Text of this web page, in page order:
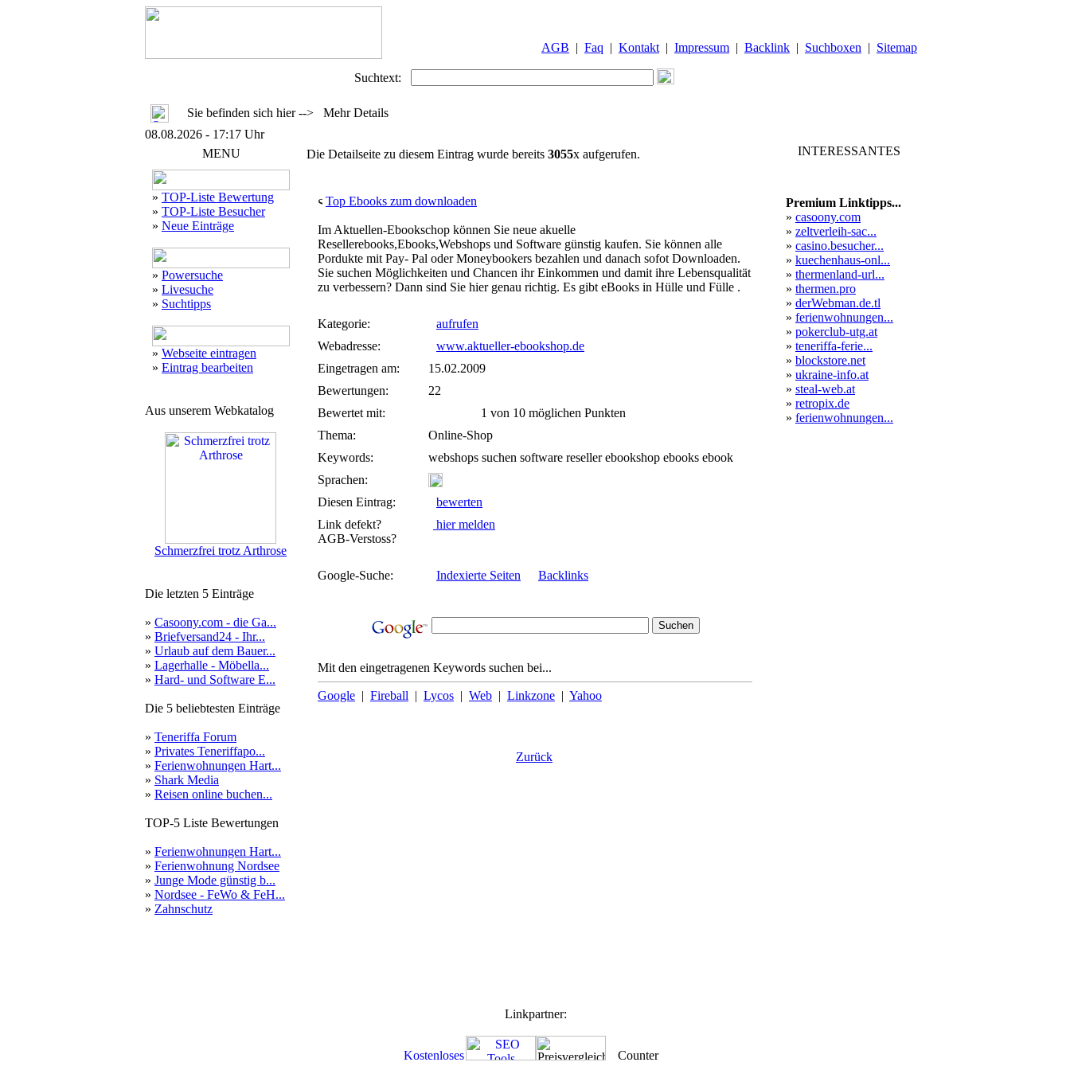
AGB | Faq | Kontakt | Impressum | Backlink | Suchboxen | Sitemap
Suchtext:
Sie befinden sich hier --> Mehr Details
08.08.2026 - 17:17 Uhr
MENU
» TOP-Liste Bewertung
» TOP-Liste Besucher
» Neue Einträge
» Powersuche
» Livesuche
» Suchtipps
» Webseite eintragen
» Eintrag bearbeiten
Aus unserem Webkatalog
Schmerzfrei trotz Arthrose
Die letzten 5 Einträge
» Casoony.com - die Ga...
» Briefversand24 - Ihr...
» Urlaub auf dem Bauer...
» Lagerhalle - Möbella...
» Hard- und Software E...
Die 5 beliebtesten Einträge
» Teneriffa Forum
» Privates Teneriffapo...
» Ferienwohnungen Hart...
» Shark Media
» Reisen online buchen...
TOP-5 Liste Bewertungen
» Ferienwohnungen Hart...
» Ferienwohnung Nordsee
» Junge Mode günstig b...
» Nordsee - FeWo & FeH...
» Zahnschutz
Die Detailseite zu diesem Eintrag wurde bereits 3055x aufgerufen.
Top Ebooks zum downloaden
Im Aktuellen-Ebookschop können Sie neue akuelle
Resellerebooks,Ebooks,Webshops und Software günstig kaufen. Sie können alle
Pordukte mit Pay- Pal oder Moneybookers bezahlen und danach sofot Downloaden.
Sie suchen Möglichkeiten und Chancen ihr Einkommen und damit ihre Lebensqualität
zu verbessern? Dann sind Sie hier genau richtig. Es gibt eBooks in Hülle und Fülle .
Kategorie:
aufrufen
Webadresse:
www.aktueller-ebookshop.de
Eingetragen am:
15.02.2009
Bewertungen:
22
Bewertet mit:
1 von 10 möglichen Punkten
Thema:
Online-Shop
Keywords:
webshops suchen software reseller ebookshop ebooks ebook
Sprachen:
Diesen Eintrag:
bewerten
Link defekt?
AGB-Verstoss?
hier melden
Google-Suche: Indexierte Seiten Backlinks
Mit den eingetragenen Keywords suchen bei...
Google | Fireball | Lycos | Web | Linkzone | Yahoo
Zurück
INTERESSANTES
Premium Linktipps...
» casoony.com
» zeltverleih-sac...
» casino.besucher...
» kuechenhaus-onl...
» thermenland-url...
» thermen.pro
» derWebman.de.tl
» ferienwohnungen...
» pokerclub-utg.at
» teneriffa-ferie...
» blockstore.net
» ukraine-info.at
» steal-web.at
» retropix.de
» ferienwohnungen...
Linkpartner: